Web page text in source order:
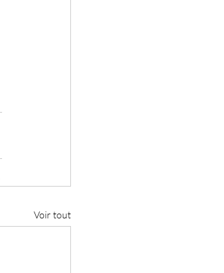
Voir tout